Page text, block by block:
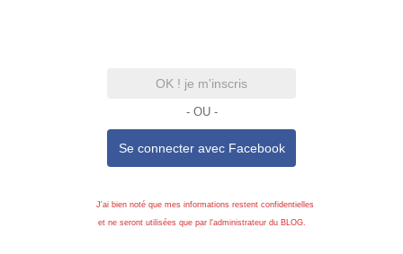
OK ! je m'inscris
- OU -
Se connecter avec Facebook
J'ai bien noté que mes informations restent confidentielles
et ne seront utilisées que par l'administrateur du BLOG.